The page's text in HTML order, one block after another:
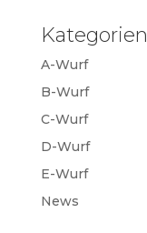
Kategorien
A-Wurf
B-Wurf
C-Wurf
D-Wurf
E-Wurf
News